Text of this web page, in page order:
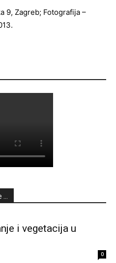
9, Zagreb; Fotografija –
...
i vegetacija u
0